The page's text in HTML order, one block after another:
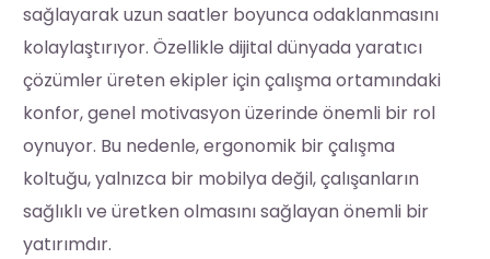
sağlayarak uzun saatler boyunca odaklanmasını
kolaylaştırıyor. Özellikle dijital dünyada yaratıcı
çözümler üreten ekipler için çalışma ortamındaki
konfor, genel motivasyon üzerinde önemli bir rol
oynuyor. Bu nedenle, ergonomik bir çalışma
koltuğu, yalnızca bir mobilya değil, çalışanların
sağlıklı ve üretken olmasını sağlayan önemli bir
yatırımdır.